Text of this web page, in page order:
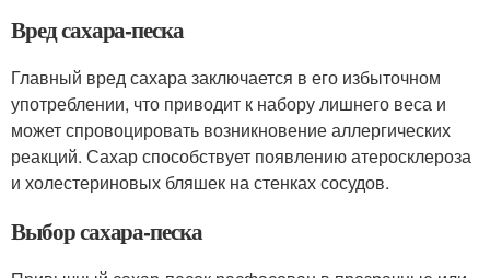
Вред сахара-песка
Главный вред сахара заключается в его избыточном
употреблении, что приводит к набору лишнего веса и
может спровоцировать возникновение аллергических
реакций. Сахар способствует появлению атеросклероза
и холестериновых бляшек на стенках сосудов.
Выбор сахара-песка